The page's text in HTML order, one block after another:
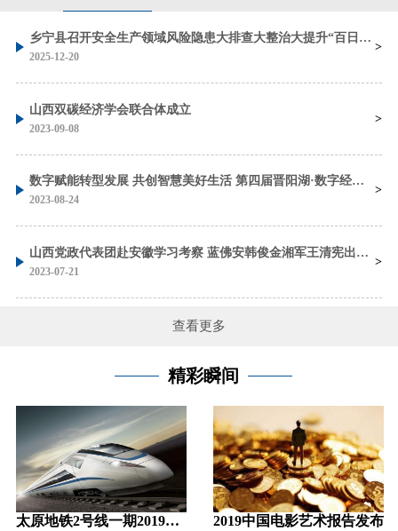
乡宁县召开安全生产领域风险隐患大排查大整治大提升“百日攻坚”行动调度会
2025-12-20
山西双碳经济学会联合体成立
2023-09-08
数字赋能转型发展 共创智慧美好生活 第四届晋阳湖·数字经济发展峰会在太原开幕 蓝佛安 刘石泉致辞 金湘军主持 朱宏任作主旨发言
2023-08-24
山西党政代表团赴安徽学习考察 蓝佛安韩俊金湘军王清宪出席座谈会并参加考察
2023-07-21
查看更多
精彩瞬间
太原地铁2号线一期2019年底“电通” 2019中国电影艺术报告发布